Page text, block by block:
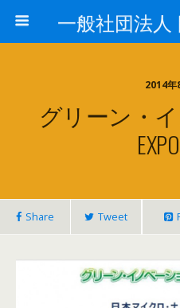
2014年
グリーン・
Share Tweet